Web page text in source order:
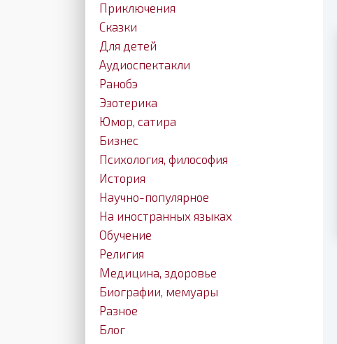
Приключения
Сказки
Для детей
Аудиоспектакли
Ранобэ
Эзотерика
Юмор, сатира
Бизнес
Психология, философия
История
Научно-популярное
На иностранных языках
Обучение
Религия
Медицина, здоровье
Биографии, мемуары
Разное
Блог